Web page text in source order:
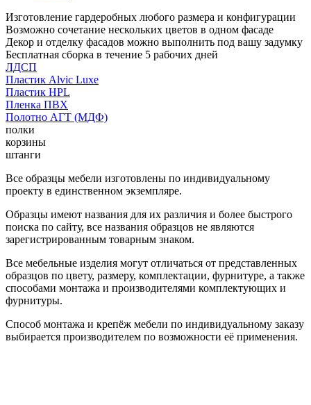
Изготовление гардеробных любого размера и конфигурации
Возможно сочетание нескольких цветов в одном фасаде
Декор и отделку фасадов можно выполнить под вашу задумку
Бесплатная сборка в течение 5 рабочих дней
ЛДСП
Пластик Alvic Luxe
Пластик HPL
Пленка ПВХ
Полотно АГТ (МДФ)
полки
корзины
штанги
Все образцы мебели изготовлены по индивидуальному
проекту в единственном экземпляре.
Образцы имеют названия для их различия и более быстрого
поиска по сайту, все названия образцов не являются
зарегистрированным товарным знаком.
Все мебельные изделия могут отличаться от представленных
образцов по цвету, размеру, комплектации, фурнитуре, а также
способами монтажа и производителями комплектующих и
фурнитуры.
Способ монтажа и крепёж мебели по индивидуальному заказу
выбирается производителем по возможности её применения.